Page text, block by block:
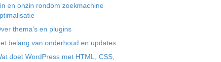
en onzin rondom zoekmachine
thema’s en plugins
belang van onderhoud en updates
doet WordPress met HTML, CSS,